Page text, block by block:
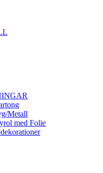
Metall
med Folie